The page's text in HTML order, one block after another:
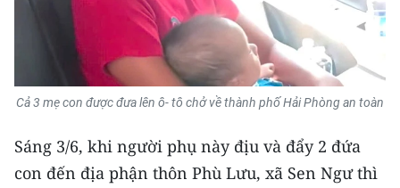
Media Du lịch
Media Thế giới
Media Thể thao
Media Y tế
Cả 3 mẹ con được đưa lên ô- tô chở về thành phố Hải Phòng an toàn
Sáng 3/6, khi người phụ này địu và đẩy 2 đứa
con đến địa phận thôn Phù Lưu, xã Sen Ngư thì